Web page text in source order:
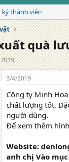
thành viên
quà
3/4/2019
Công ty Minh
chất lượng tốt.
người dùng.
Để xem thêm
Website:
anh chị Vào